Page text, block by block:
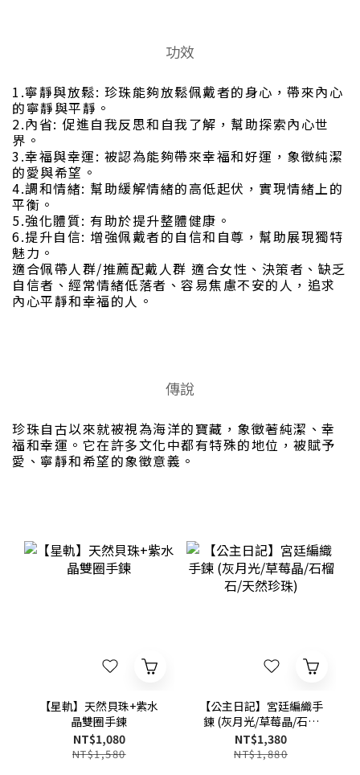
功效
1.寧靜與放鬆: 珍珠能夠放鬆佩戴者的身心，帶來內心
的寧靜與平靜。
2.內省: 促進自我反思和自我了解，幫助探索內心世
界。
3.幸福與幸運: 被認為能夠帶來幸福和好運，象徵純潔
的愛與希望。
4.調和情緒: 幫助緩解情緒的高低起伏，實現情緒上的
平衡。
5.強化體質: 有助於提升整體健康。
6.提升自信: 增強佩戴者的自信和自尊，幫助展現獨特
魅力。
適合佩帶人群/推薦配戴人群 適合女性、決策者、缺乏
自信者、經常情緒低落者、容易焦慮不安的人，追求
內心平靜和幸福的人。
傳說
珍珠自古以來就被視為海洋的寶藏，象徵著純潔、幸
福和幸運。它在許多文化中都有特殊的地位，被賦予
愛、寧靜和希望的象徵意義。
【星軌】天然貝珠+紫水
晶雙圈手鍊
NT$1,080
NT$1,580
【公主日記】宮廷編織手
鍊 (灰月光/草莓晶/石榴
石/天然珍珠)
NT$1,380
NT$1,880